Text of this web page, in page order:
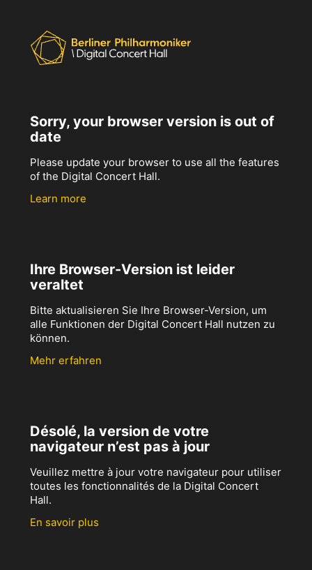
Sorry, your browser version is out of
date
Please update your browser to use all the features
of the Digital Concert Hall.
Learn more
Ihre Browser-Version ist leider
veraltet
Bitte aktualisieren Sie Ihre Browser-Version, um
alle Funktionen der Digital Concert Hall nutzen zu
können.
Mehr erfahren
Désolé, la version de votre
navigateur n’est pas à jour
Veuillez mettre à jour votre navigateur pour utiliser
toutes les fonctionnalités de la Digital Concert
Hall.
En savoir plus